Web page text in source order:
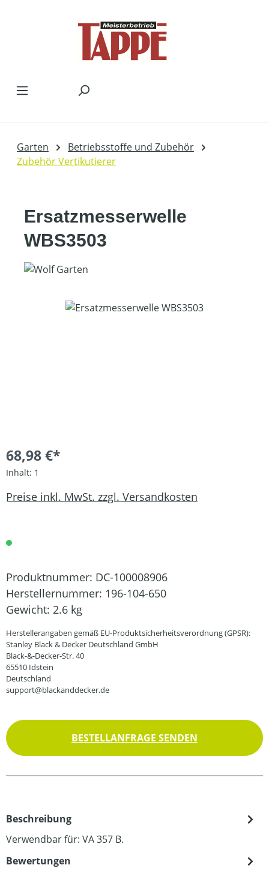
Garten
Betriebsstoffe und Zubehör
Zubehör Vertikutierer
Ersatzmesserwelle
WBS3503
Bildergalerie überspringen
68,98 €*
Inhalt: 1
Preise inkl. MwSt. zzgl. Versandkosten
Produktnummer: DC-100008906
Herstellernummer: 196-104-650
Gewicht: 2.6 kg
Herstellerangaben gemäß EU-Produktsicherheitsverordnung (GPSR):
Stanley Black & Decker Deutschland GmbH
Black-&-Decker-Str. 40
65510 Idstein
Deutschland
support@blackanddecker.de
BESTELLANFRAGE SENDEN
Beschreibung
Verwendbar für: VA 357 B.
Bewertungen